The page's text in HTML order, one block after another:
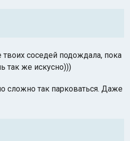
соседей подождала, пока
так же искусно)))
сложно так парковаться. Даже